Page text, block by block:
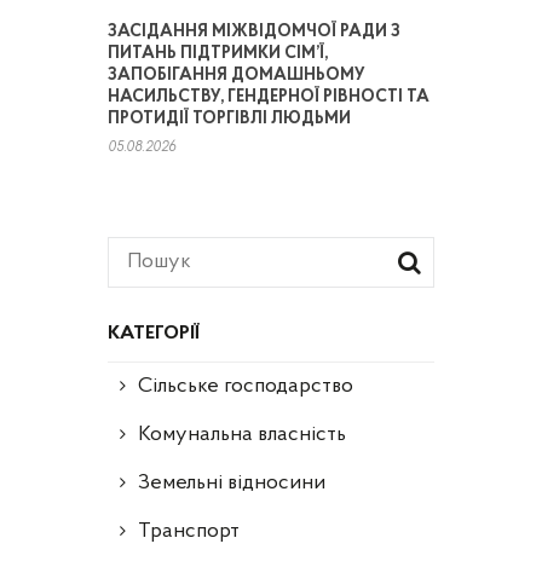
КАТЕГОРІЇ
Сільське господарство
Комунальна власність
Земельні відносини
Транспорт
ЗАСІДАННЯ МІЖВІДОМЧОЇ РАДИ З
ПИТАНЬ ПІДТРИМКИ СІМ’Ї,
ЗАПОБІГАННЯ ДОМАШНЬОМУ
НАСИЛЬСТВУ, ГЕНДЕРНОЇ РІВНОСТІ ТА
ПРОТИДІЇ ТОРГІВЛІ ЛЮДЬМИ
05.08.2026